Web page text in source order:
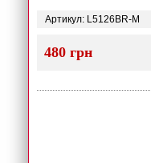
Артикул: L5126BR-M
480 грн